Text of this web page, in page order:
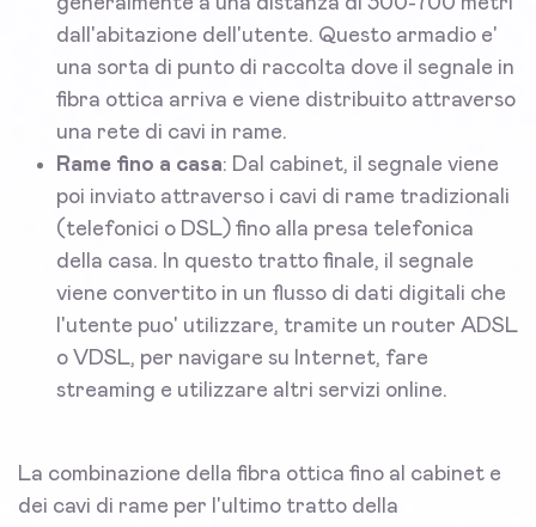
dall'abitazione dell'utente. Questo armadio e'
una sorta di punto di raccolta dove il segnale in
fibra ottica arriva e viene distribuito attraverso
una rete di cavi in rame.
Rame fino a casa: Dal cabinet, il segnale viene
poi inviato attraverso i cavi di rame tradizionali
(telefonici o DSL) fino alla presa telefonica
della casa. In questo tratto finale, il segnale
viene convertito in un flusso di dati digitali che
l'utente puo' utilizzare, tramite un router ADSL
o VDSL, per navigare su Internet, fare
streaming e utilizzare altri servizi online.
La combinazione della fibra ottica fino al cabinet e
dei cavi di rame per l'ultimo tratto della